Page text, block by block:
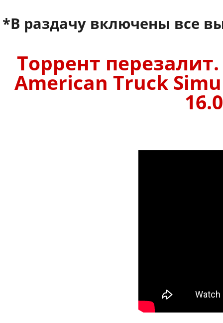
*В раздачу включены все
Торрент
American Truck